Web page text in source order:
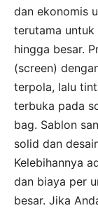
dan ekonomis
terutama untuk
hingga besar.
(screen)
terpola, lalu
terbuka pada
bag. Sablon
solid dan
Kelebihannya
dan biaya per
besar. Jika